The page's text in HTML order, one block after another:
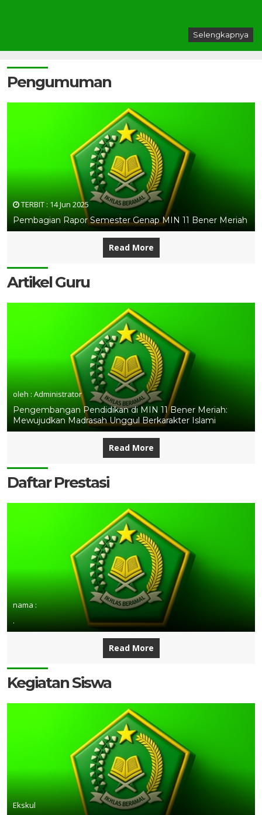
Selengkapnya
Pengumuman
TERBIT : 14 Jun 2025
Pembagian Rapor Semester Genap MIN 11 Bener Meriah
Read More
Artikel Guru
oleh : Administrator
Pengembangan Pendidikan di MIN 11 Bener Meriah:
Mewujudkan Madrasah Unggul Berkarakter Islami
Read More
Daftar Prestasi
nama :
.
Read More
Kegiatan Siswa
Ekskul